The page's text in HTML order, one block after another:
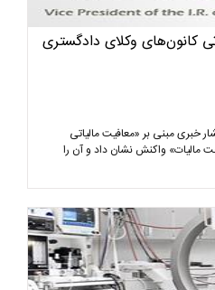
کانون‌های وکلای دادگستری
خبری مبنی بر «معافیت مالیاتی
مالیات» واکنش نشان داد و آن را